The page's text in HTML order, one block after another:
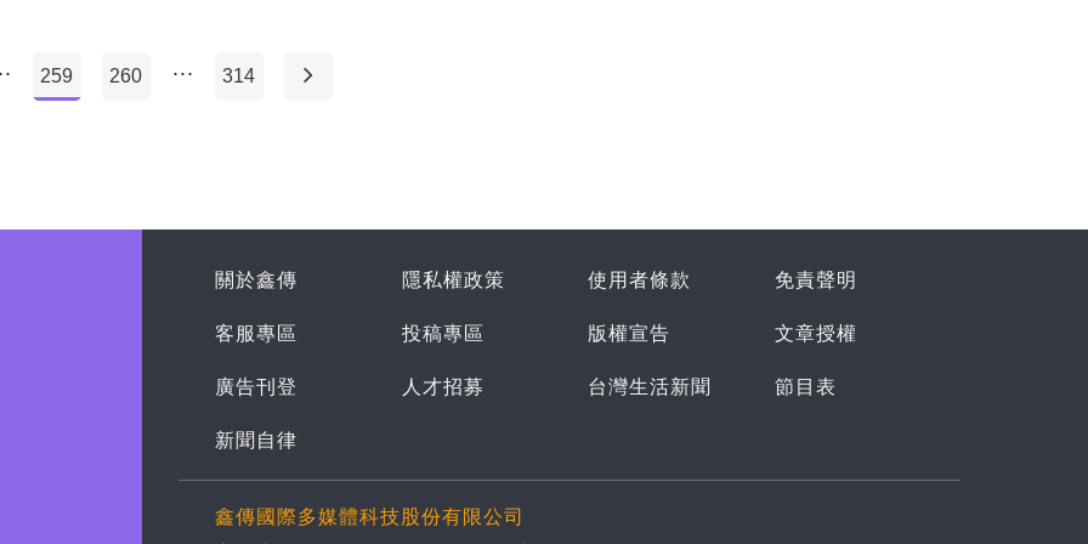
259 260 ... 314
關於鑫傳 隱私權政策 使用者條款 免責聲明
客服專區 投稿專區 版權宣告 文章授權
廣告刊登 人才招募 台灣生活新聞 節目表
新聞自律
鑫傳國際多媒體科技股份有限公司